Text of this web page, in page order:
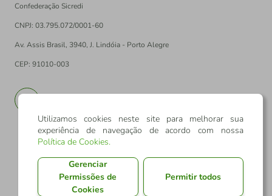
Confederação Sicredi
CNPJ: 03.795.072/0001-60
Av. Assis Brasil, 3940, J. Lindóia - Porto Alegre
CEP: 91010-003
Utilizamos cookies neste site para melhorar sua
experiência de navegação de acordo com nossa
Política de Cookies.
Gerenciar
Permissões de
Cookies
Permitir todos